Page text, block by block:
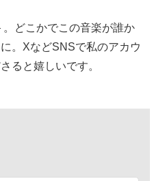
どこかでこの音楽が誰か
。XなどSNSで私のアカウ
ると嬉しいです。